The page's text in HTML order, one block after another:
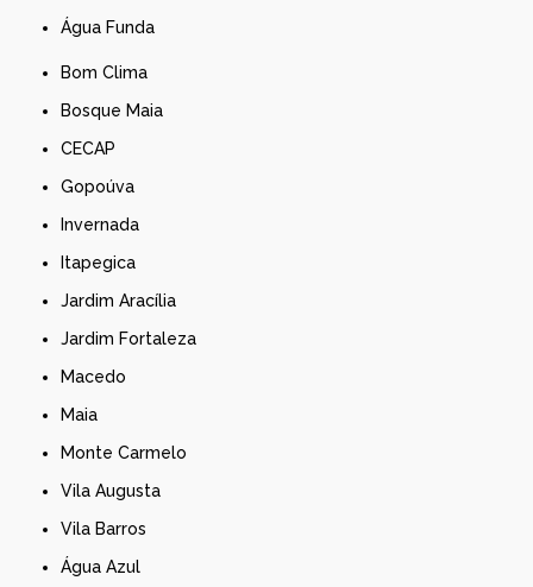
Água Funda
Bom Clima
Bosque Maia
CECAP
Gopoúva
Invernada
Itapegica
Jardim Aracília
Jardim Fortaleza
Macedo
Maia
Monte Carmelo
Vila Augusta
Vila Barros
Água Azul